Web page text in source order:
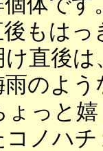
もは
直後
のよ
っと
ノハ